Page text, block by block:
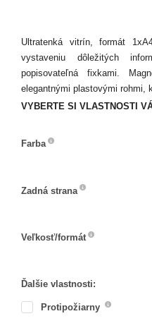
Ultratenká vitrín, formát
vystaveniu dôležitých
popisovateľná fixkami.
elegantnými plastovými rohmi,
VYBERTE SI VLASTNOSTI
Farba
Zadná strana
Veľkosť/formát
Ďalšie vlastnosti:
Protipožiarny